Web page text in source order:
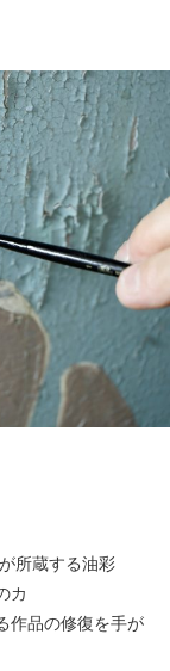
所蔵する油彩
カ
作品の修復を手が